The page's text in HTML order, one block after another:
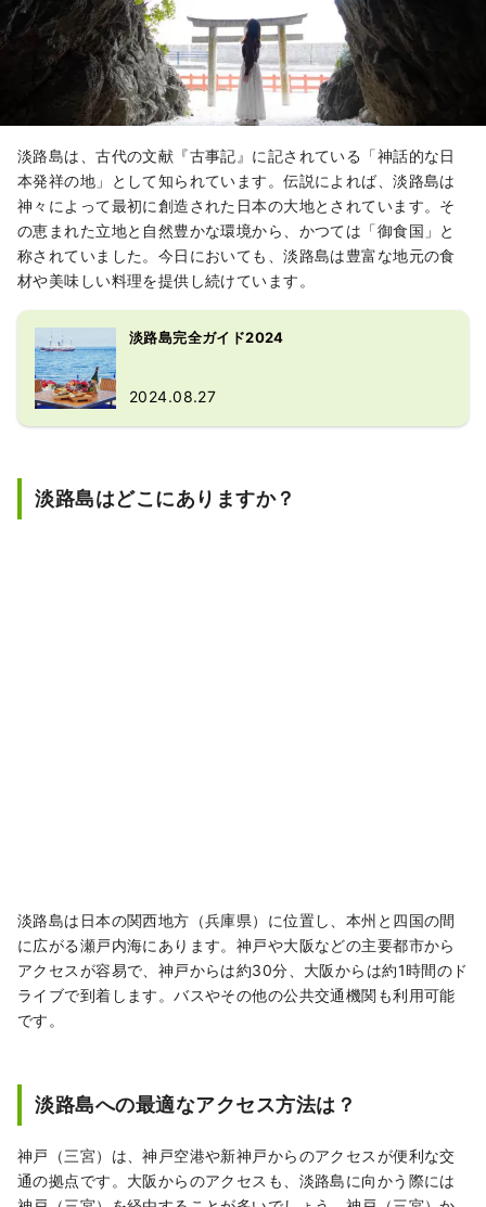
淡路島は、古代の文献『古事記』に記されている「神話的な日
本発祥の地」として知られています。伝説によれば、淡路島は
神々によって最初に創造された日本の大地とされています。そ
の恵まれた立地と自然豊かな環境から、かつては「御食国」と
称されていました。今日においても、淡路島は豊富な地元の食
材や美味しい料理を提供し続けています。
淡路島完全ガイド2024
2024.08.27
淡路島はどこにありますか？
淡路島は日本の関西地方（兵庫県）に位置し、本州と四国の間
に広がる瀬戸内海にあります。神戸や大阪などの主要都市から
アクセスが容易で、神戸からは約30分、大阪からは約1時間のド
ライブで到着します。バスやその他の公共交通機関も利用可能
です。
淡路島への最適なアクセス方法は？
神戸（三宮）は、神戸空港や新神戸からのアクセスが便利な交
通の拠点です。大阪からのアクセスも、淡路島に向かう際には